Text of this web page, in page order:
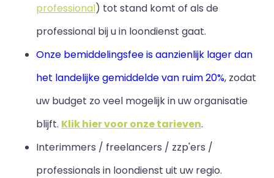
professional) tot stand komt of als de
professional bij u in loondienst gaat.
Onze bemiddelingsfee is aanzienlijk lager dan
het landelijke gemiddelde van ruim 20%, zodat
uw budget zo veel mogelijk in uw organisatie
blijft. Klik hier voor onze tarieven.
Interimmers / freelancers / zzp'ers /
professionals in loondienst uit uw regio.